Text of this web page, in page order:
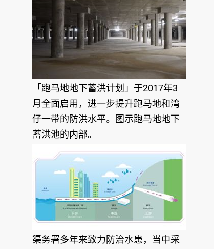
「跑马地地下蓄洪计划」于2017年3
月全面启用，进一步提升跑马地和湾
仔一带的防洪水平。图示跑马地地下
蓄洪池的内部。
渠务署多年来致力防治水患，当中采